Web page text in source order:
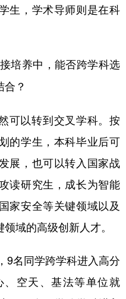
生，学术导师则是在科
培养中，能否跨学科选
？
可以转到交叉学科。按
的学生，本科毕业后可
展，也可以转入国家战
读研究生，成长为智能
家安全等关键领域以及
域的高级创新人才。
9名同学跨学科进入高分
空天、基法等单位就